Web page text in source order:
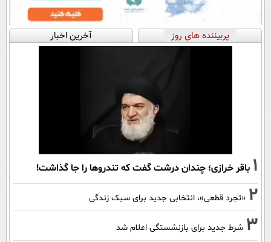
پربیننده های روز آخرین اخبار
1 باقر خرازی؛ چندان درشت گفت که تندروها را جا گذاشت!
2 «تجرد قطعی»، انتخابی جدید برای سبک زندگی
3 شرط جدید برای بازنشستگی اعلام شد